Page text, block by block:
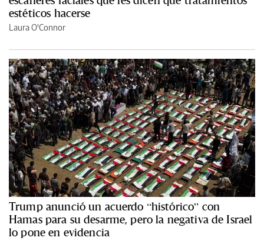
estéticos hacerse
Laura O'Connor
Trump anunció un acuerdo “histórico” con
Hamas para su desarme, pero la negativa de Israel
lo pone en evidencia